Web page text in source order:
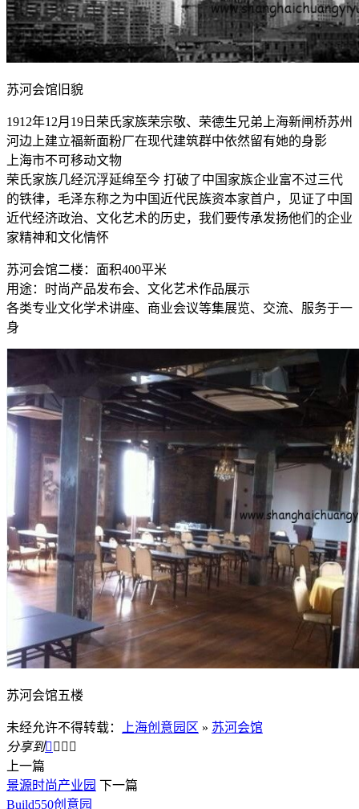
苏河会馆旧貌
1912年12月19日荣氏家族荣宗敬、荣德生兄弟上海新闸桥苏州
河边上建立福新面粉厂在现代建筑群中依然留有她的身影
上海市不可移动文物
荣氏家族几经沉浮延绵至今 打破了中国家族企业富不过三代
的铁律，毛泽东称之为中国近代民族资本家首户，见证了中国
近代经济政治、文化艺术的历史，我们要传承发扬他们的企业
家精神和文化情怀
苏河会馆二楼：面积400平米
用途：时尚产品发布会、文化艺术作品展示
各类专业文化学术讲座、商业会议等集展览、交流、服务于一
身
苏河会馆五楼
未经允许不得转载： 上海创意园区 » 苏河会馆
分享到   
上一篇
景源时尚产业园 下一篇
Build550创意园